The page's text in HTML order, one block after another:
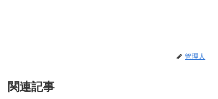
管理人
関連記事